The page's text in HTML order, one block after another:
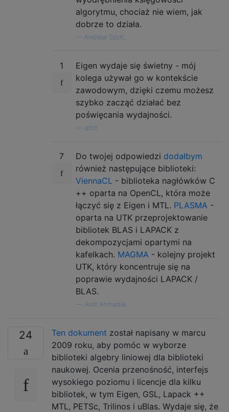
algorytmu, chociaż nie wiem, jak
dobrze to działa.
Andrew Spott,
1
Eigen wydaje się świetny - mój
kolega używał go w kontekście
zawodowym, dzięki czemu możesz
szybko zacząć działać bez
poświęcania wydajności.
qdot
7 Do twojej odpowiedzi dodałbym
również następujące biblioteki:
ViennaCL - biblioteka nagłówków C
++ oparta na OpenCL, która może
łączyć się z Eigen i MTL. PLASMA -
oparta na UTK przeprojektowanie
bibliotek BLAS i LAPACK z
dekompozycjami opartymi na
kafelkach. MAGMA - kolejny projekt
UTK, który koncentruje się na
poprawie wydajności LAPACK /
BLAS.
Aron Ahmadia,
24 Ten dokument został napisany w marcu
2009 roku, aby pomóc w wyborze
biblioteki algebry liniowej dla biblioteki
naukowej. Ocenia przenośność, interfejs
wysokiego poziomu i licencje dla kilku
bibliotek, w tym Eigen, GSL, Lapack ++
MTL, PETSc, Trilinos i uBlas. Wydaje się, że